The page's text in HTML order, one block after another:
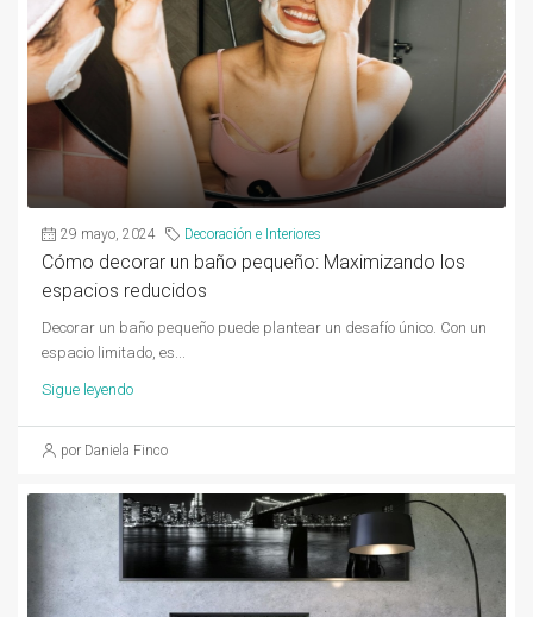
29 mayo, 2024 Decoración e Interiores
Cómo decorar un baño pequeño: Maximizando los
espacios reducidos
Decorar un baño pequeño puede plantear un desafío único. Con un
espacio limitado, es...
Sigue leyendo
por Daniela Finco